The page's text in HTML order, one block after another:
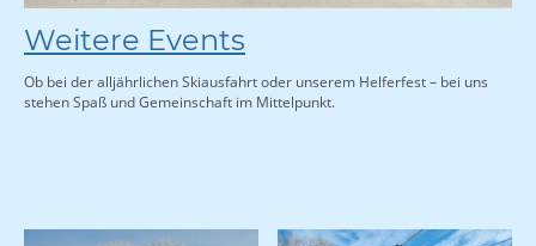
Weitere Events
Ob bei der alljährlichen Skiausfahrt oder unserem Helferfest – bei uns
stehen Spaß und Gemeinschaft im Mittelpunkt.